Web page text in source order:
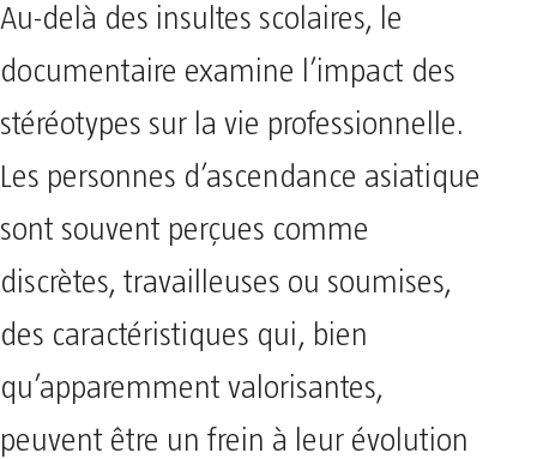
Au-delà des insultes scolaires, le
documentaire examine l’impact des
stéréotypes sur la vie professionnelle.
Les personnes d’ascendance asiatique
sont souvent perçues comme
discrètes, travailleuses ou soumises,
des caractéristiques qui, bien
qu’apparemment valorisantes,
peuvent être un frein à leur évolution